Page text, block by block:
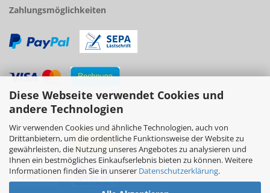
Diese Webseite verwendet Cookies und
andere Technologien
Wir verwenden Cookies und ähnliche Technologien, auch von
Drittanbietern, um die ordentliche Funktionsweise der Website zu
gewährleisten, die Nutzung unseres Angebotes zu analysieren und
Ihnen ein bestmögliches Einkaufserlebnis bieten zu können. Weitere
Informationen finden Sie in unserer Datenschutzerklärung.
Zahlungsmöglichkeiten
Versand